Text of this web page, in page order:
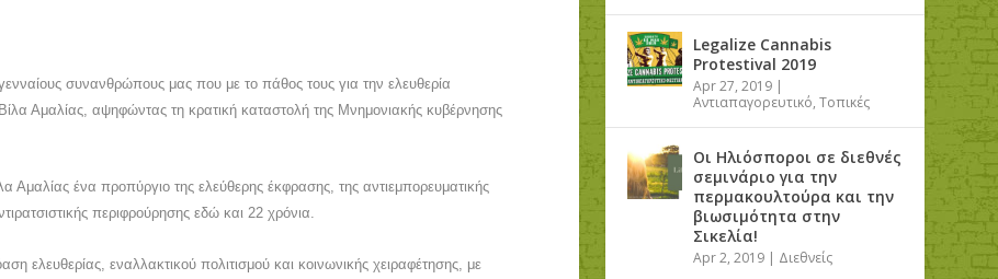
συνανθρώπους μας που με το πάθος τους για την ελευθερία
Αμαλίας, αψηφώντας τη κρατική καταστολή της Μνημονιακής κυβέρνησης
ένα προπύργιο της ελεύθερης έκφρασης, της αντιεμπορευματικής
περιφρούρησης εδώ και 22 χρόνια.
ελευθερίας, εναλλακτικού πολιτισμού και κοινωνικής χειραφέτησης, με
Legalize Cannabis
Protestival 2019
Apr 27, 2019 |
Αντιαπαγορευτικό,Τοπικές
Οι Ηλιόσποροι σε διεθνές
σεμινάριο για την
περμακουλτούρα και την
βιωσιμότητα στην
Σικελία!
Apr 2, 2019 | Διεθνείς